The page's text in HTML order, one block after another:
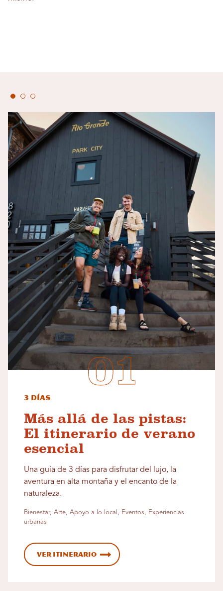
3 días
Más allá de las pistas:
El itinerario de verano
esencial
Una guía de 3 días para disfrutar del lujo, la
aventura en alta montaña y el encanto de la
naturaleza.
Bienestar, Arte, Apoyo a lo local, Eventos, Experiencias
urbanas
Ver itinerario